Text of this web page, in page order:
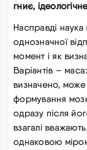
гниє,
Насправді
однозначної
момент і як
Варіантів –
визначено, може
формування
одразу після
взагалі
однаковою